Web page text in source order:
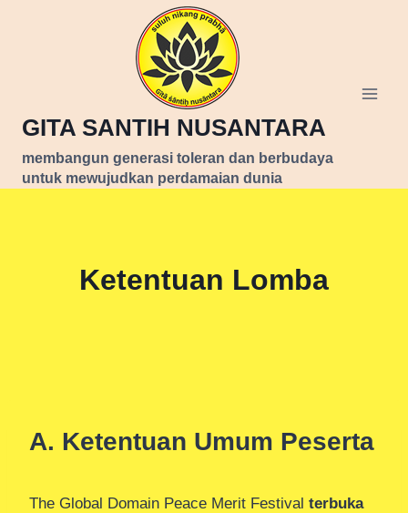
GITA SANTIH NUSANTARA
membangun generasi toleran dan berbudaya
untuk mewujudkan perdamaian dunia
Ketentuan Lomba
A. Ketentuan Umum Peserta
The Global Domain Peace Merit Festival terbuka